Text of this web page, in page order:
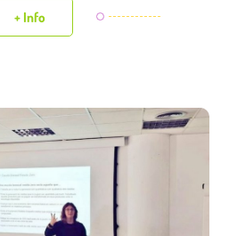
+ Info